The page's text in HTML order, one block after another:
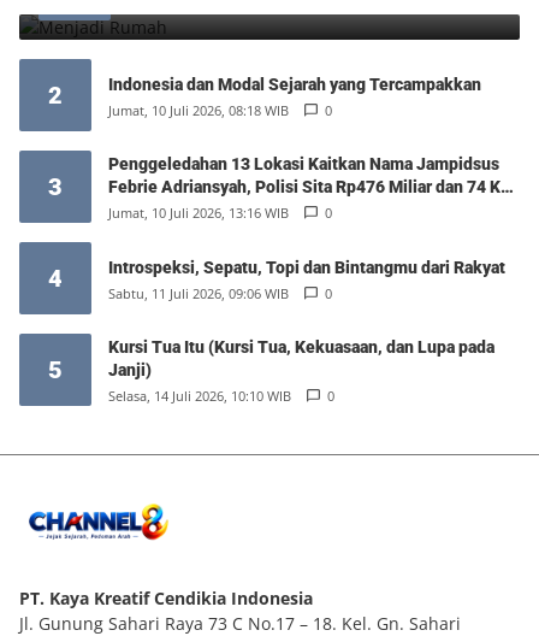
2 Indonesia dan Modal Sejarah yang Tercampakkan
Jumat, 10 Juli 2026, 08:18 WIB 0
3
Penggeledahan 13 Lokasi Kaitkan Nama Jampidsus
Febrie Adriansyah, Polisi Sita Rp476 Miliar dan 74 Kg
Emas
Jumat, 10 Juli 2026, 13:16 WIB 0
4 Introspeksi, Sepatu, Topi dan Bintangmu dari Rakyat
Sabtu, 11 Juli 2026, 09:06 WIB 0
5
Kursi Tua Itu (Kursi Tua, Kekuasaan, dan Lupa pada
Janji)
Selasa, 14 Juli 2026, 10:10 WIB 0
PT. Kaya Kreatif Cendikia Indonesia
Jl. Gunung Sahari Raya 73 C No.17 – 18. Kel. Gn. Sahari